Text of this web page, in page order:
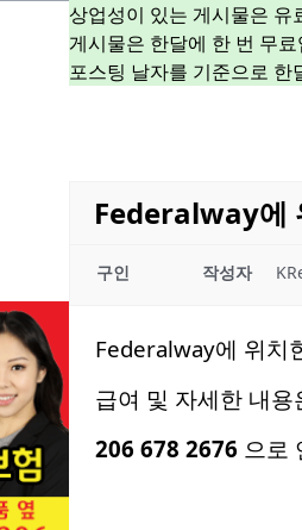
상업성이 있는 게시물은 유
게시물은 한달에 한 번 무
포스팅 날자를 기준으로
Federalway에
구인 작성자
Federalway에 위치
급여 및 자세한 내용
206 678 2676 으로